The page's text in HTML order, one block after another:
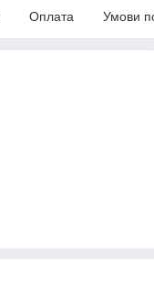
Оплата Умови